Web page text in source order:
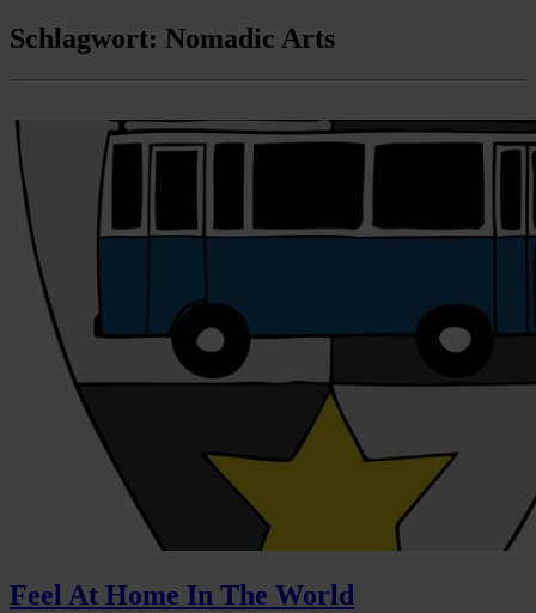
Schlagwort: Nomadic Arts
Feel At Home In The World